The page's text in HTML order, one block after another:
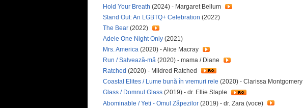
Hold Your Breath (2024) - Margaret Bellum
Stand Out: An LGBTQ+ Celebration (2022)
The Bear (2022)
Adele One Night Only (2021)
Mrs. America (2020) - Alice Macray
Run / Salvează-mă (2020) - mama / Diane
Ratched (2020) - Mildred Ratched
Coastal Elites / Lume bună în vremuri rele (2020) - Clarissa Montgomery
Glass / Domnul Glass (2019) - dr. Ellie Staple
Abominable / Yeti - Omul Zăpezilor (2019) - dr. Zara (voce)